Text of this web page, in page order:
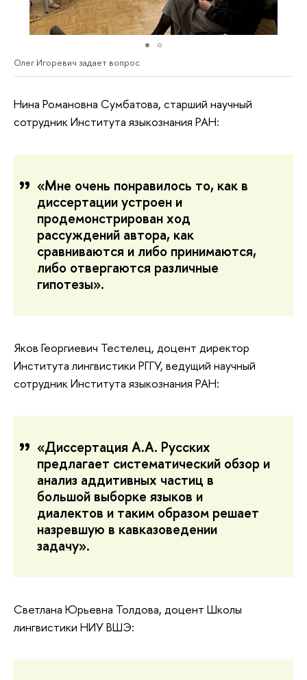
Олег Игоревич задает вопрос
Нина Романовна Сумбатова, старший научный
сотрудник Института языкознания РАН:
«Мне очень понравилось то, как в
диссертации устроен и
продемонстрирован ход
рассуждений автора, как
сравниваются и либо принимаются,
либо отвергаются различные
гипотезы».
Яков Георгиевич Тестелец, доцент директор
Института лингвистики РГГУ, ведущий научный
сотрудник Института языкознания РАН:
«Диссертация А.А. Русских
предлагает систематический обзор и
анализ аддитивных частиц в
большой выборке языков и
диалектов и таким образом решает
назревшую в кавказоведении
задачу».
Светлана Юрьевна Толдова, доцент Школы
лингвистики НИУ ВШЭ: